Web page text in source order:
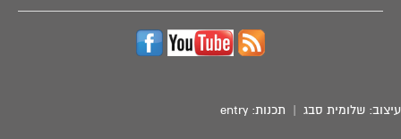
עיצוב: שלומית סבג | תכנות: entry